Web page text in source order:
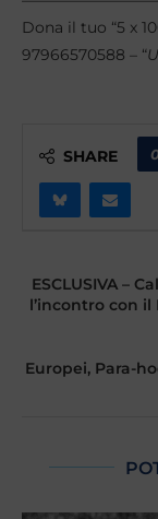
Dona il tuo “5 x
97966570588 – “
SHARE
ESCLUSIVA –
l’incontro con
Europei, Para-